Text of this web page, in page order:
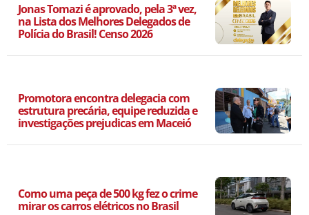
Jonas Tomazi é aprovado, pela 3ª vez,
na Lista dos Melhores Delegados de
Polícia do Brasil! Censo 2026
Promotora encontra delegacia com
estrutura precária, equipe reduzida e
investigações prejudicas em Maceió
Como uma peça de 500 kg fez o crime
mirar os carros elétricos no Brasil